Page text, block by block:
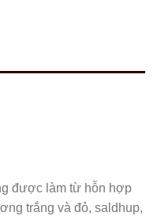
được làm từ hỗn hợp
trắng và đỏ, saldhup,